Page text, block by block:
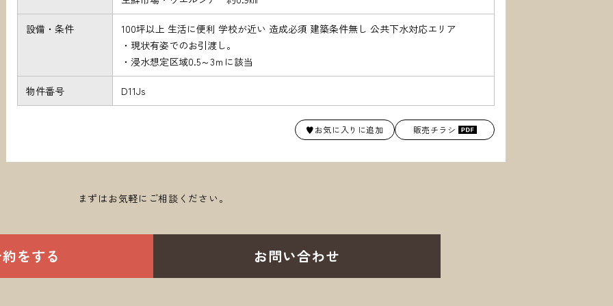
設備・条件
100坪以上 生活に便利 学校が近い 造成必須 建築条件無し 公共下水対応エリア
・現状有姿でのお引渡し。
・浸水想定区域0.5～3ｍに該当
物件番号 D11Js
♥お気に入りに追加 販売チラシ
まずはお気軽にご相談ください。
をする お問い合わせ